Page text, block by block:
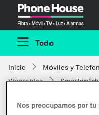
Todo
Inicio Móviles y
Wearables
Nos preocupamos por